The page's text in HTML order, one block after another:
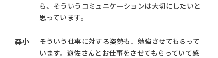
ら、そういうコミュニケーションは大切にしたいと
思っています。
森小
そういう仕事に対する姿勢も、勉強させてもらって
います。遊佐さんとお仕事をさせてもらっていて感